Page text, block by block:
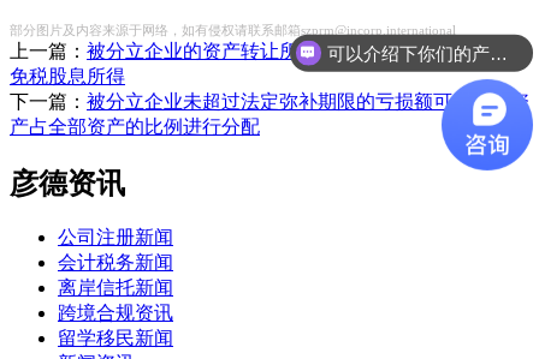
部分图片及内容来源于网络，如有侵权请联系邮箱szprm@incorp.international
上一篇： 被分立企业的资产转让所得留存收益是否纳入股东的
免税股息所得
下一篇： 被分立企业未超过法定弥补期限的亏损额可按分立资
产占全部资产的比例进行分配
彦德资讯
公司注册新闻
会计税务新闻
离岸信托新闻
跨境合规资讯
留学移民新闻
可以介绍下你们的产品么